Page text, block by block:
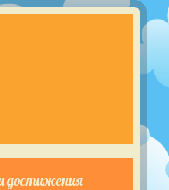
достижения